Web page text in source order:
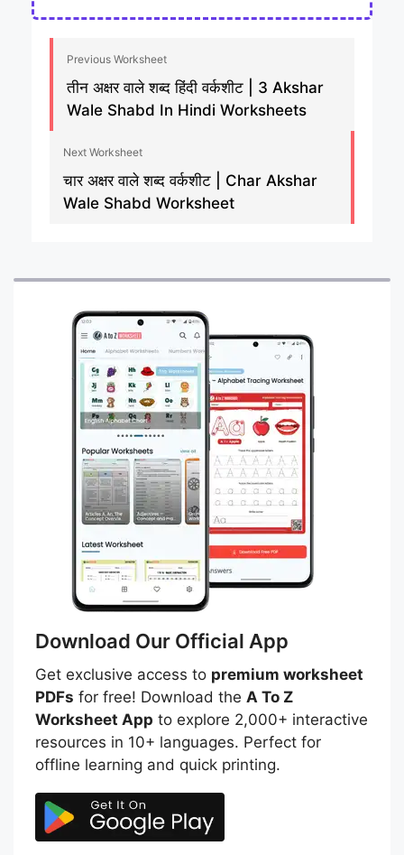
Previous Worksheet
तीन अक्षर वाले शब्द हिंदी वर्कशीट | 3 Akshar
Wale Shabd In Hindi Worksheets
Next Worksheet
चार अक्षर वाले शब्द वर्कशीट | Char Akshar
Wale Shabd Worksheet
Download Our Official App
Get exclusive access to premium worksheet
PDFs for free! Download the A To Z
Worksheet App to explore 2,000+ interactive
resources in 10+ languages. Perfect for
offline learning and quick printing.